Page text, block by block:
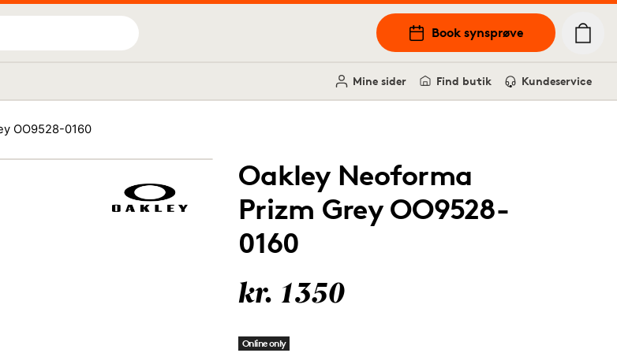
Book synsprøve
Mine sider Find butik Kundeservice
OO9528-0160
Oakley Neoforma
Prizm Grey OO9528-
0160
kr. 1350
Online only